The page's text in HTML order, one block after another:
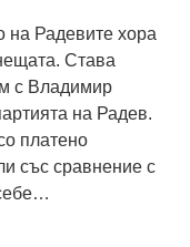
на Радевите хора
Става
с Владимир
на Радев.
платено
със сравнение с